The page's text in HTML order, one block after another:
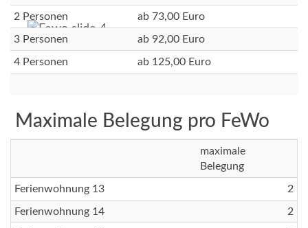
2 Personen ab 73,00 Euro
3 Personen ab 92,00 Euro
4 Personen ab 125,00 Euro
Maximale Belegung pro FeWo
maximale
Belegung
Ferienwohnung 13 2
Ferienwohnung 14 2